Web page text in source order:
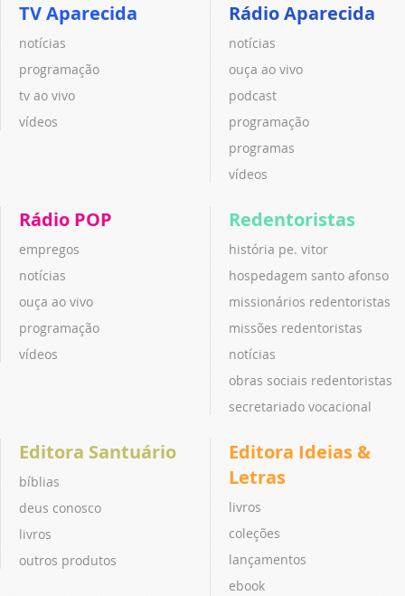
TV Aparecida
notícias
programação
tv ao vivo
vídeos
Rádio Aparecida
notícias
ouça ao vivo
podcast
programação
programas
vídeos
Rádio POP
empregos
notícias
ouça ao vivo
programação
vídeos
Redentoristas
história pe. vitor
hospedagem santo afonso
missionários redentoristas
missões redentoristas
notícias
obras sociais redentoristas
secretariado vocacional
Editora Santuário
bíblias
deus conosco
livros
outros produtos
Editora Ideias &
Letras
livros
coleções
lançamentos
ebook